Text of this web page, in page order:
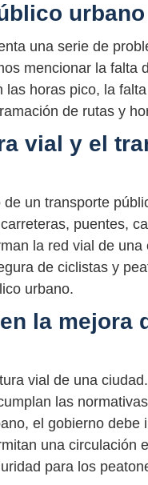
urbano
una serie de
mencionar la falta
horas pico, la
de rutas y
vial y el
un transporte
puentes,
la red vial de una
de ciclistas y
urbano.
la mejora
vial de una
las
el gobierno debe
una circulación
para los